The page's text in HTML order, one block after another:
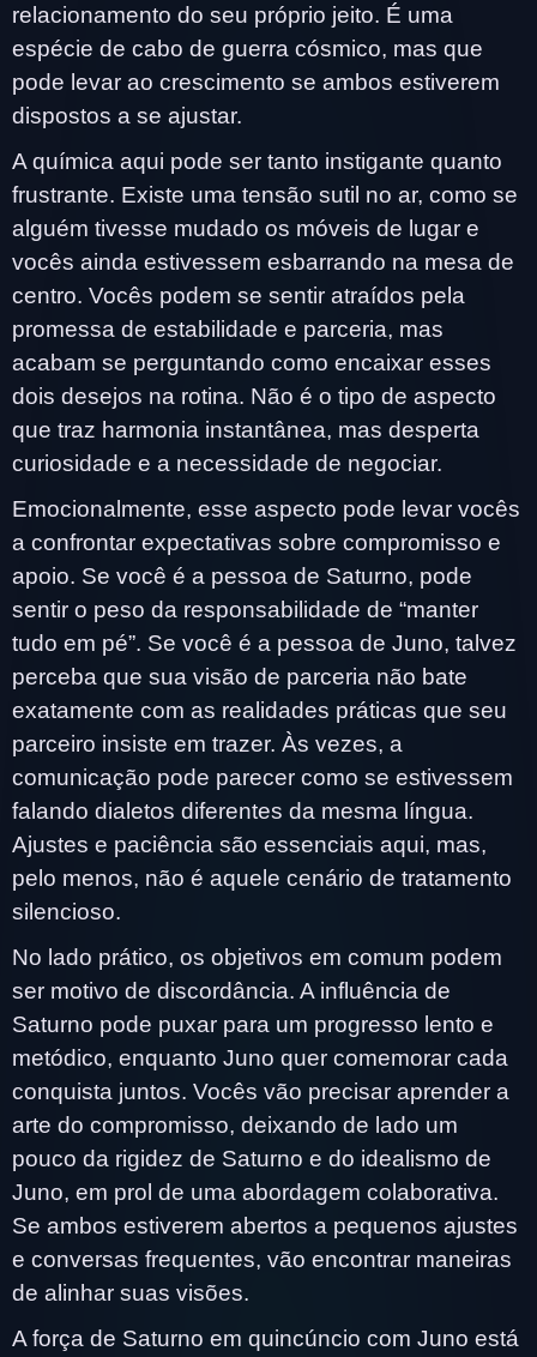
relacionamento do seu próprio jeito. É uma
espécie de cabo de guerra cósmico, mas que
pode levar ao crescimento se ambos estiverem
dispostos a se ajustar.
A química aqui pode ser tanto instigante quanto
frustrante. Existe uma tensão sutil no ar, como se
alguém tivesse mudado os móveis de lugar e
vocês ainda estivessem esbarrando na mesa de
centro. Vocês podem se sentir atraídos pela
promessa de estabilidade e parceria, mas
acabam se perguntando como encaixar esses
dois desejos na rotina. Não é o tipo de aspecto
que traz harmonia instantânea, mas desperta
curiosidade e a necessidade de negociar.
Emocionalmente, esse aspecto pode levar vocês
a confrontar expectativas sobre compromisso e
apoio. Se você é a pessoa de Saturno, pode
sentir o peso da responsabilidade de “manter
tudo em pé”. Se você é a pessoa de Juno, talvez
perceba que sua visão de parceria não bate
exatamente com as realidades práticas que seu
parceiro insiste em trazer. Às vezes, a
comunicação pode parecer como se estivessem
falando dialetos diferentes da mesma língua.
Ajustes e paciência são essenciais aqui, mas,
pelo menos, não é aquele cenário de tratamento
silencioso.
No lado prático, os objetivos em comum podem
ser motivo de discordância. A influência de
Saturno pode puxar para um progresso lento e
metódico, enquanto Juno quer comemorar cada
conquista juntos. Vocês vão precisar aprender a
arte do compromisso, deixando de lado um
pouco da rigidez de Saturno e do idealismo de
Juno, em prol de uma abordagem colaborativa.
Se ambos estiverem abertos a pequenos ajustes
e conversas frequentes, vão encontrar maneiras
de alinhar suas visões.
A força de Saturno em quincúncio com Juno está